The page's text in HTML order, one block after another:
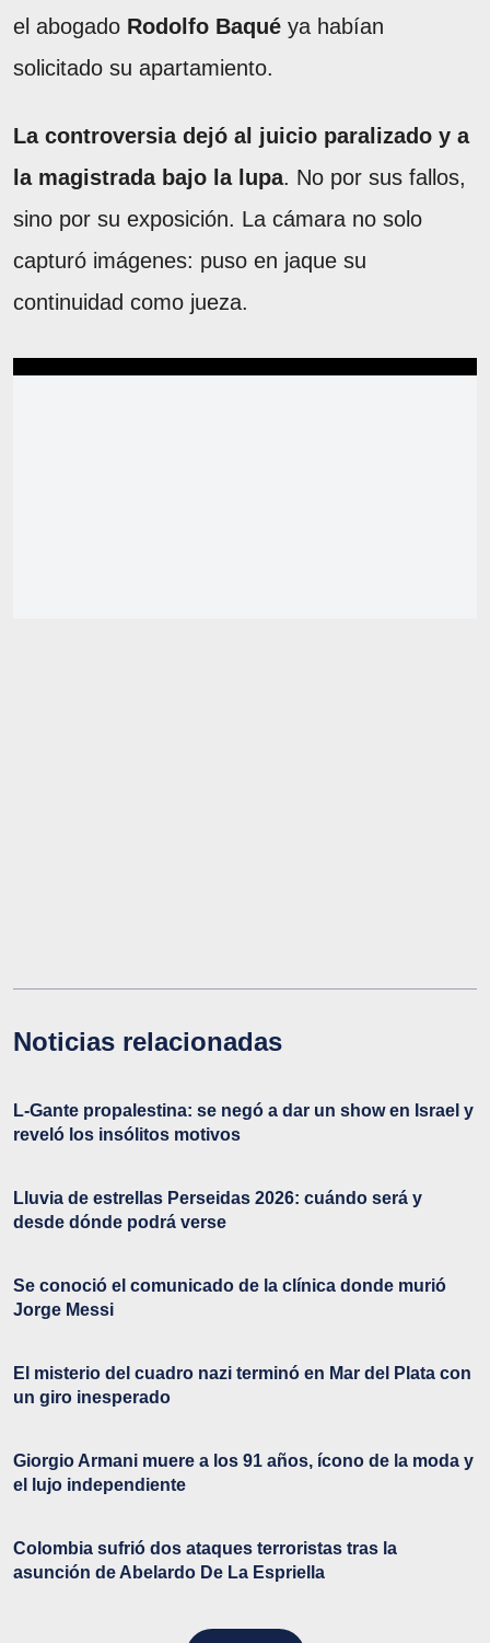
el abogado Rodolfo Baqué ya habían
solicitado su apartamiento.
La controversia dejó al juicio paralizado y a
la magistrada bajo la lupa. No por sus fallos,
sino por su exposición. La cámara no solo
capturó imágenes: puso en jaque su
continuidad como jueza.
Noticias relacionadas
L-Gante propalestina: se negó a dar un show en Israel y
reveló los insólitos motivos
Lluvia de estrellas Perseidas 2026: cuándo será y
desde dónde podrá verse
Se conoció el comunicado de la clínica donde murió
Jorge Messi
El misterio del cuadro nazi terminó en Mar del Plata con
un giro inesperado
Giorgio Armani muere a los 91 años, ícono de la moda y
el lujo independiente
Colombia sufrió dos ataques terroristas tras la
asunción de Abelardo De La Espriella